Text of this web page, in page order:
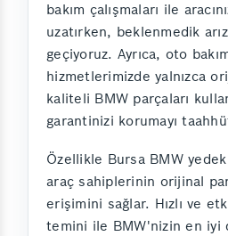
bakım çalışmaları ile
uzatırken, beklenmedik
geçiyoruz. Ayrıca, oto
hizmetlerimizde yalnızca
kaliteli BMW parçaları
garantinizi korumayı
Özellikle Bursa BMW
araç sahiplerinin orijinal
erişimini sağlar. Hızlı ve
temini ile BMW'nizin en iyi